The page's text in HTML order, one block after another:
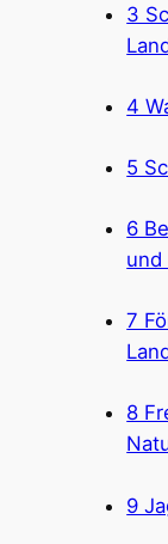
3
4
5
6
und
7
8
9